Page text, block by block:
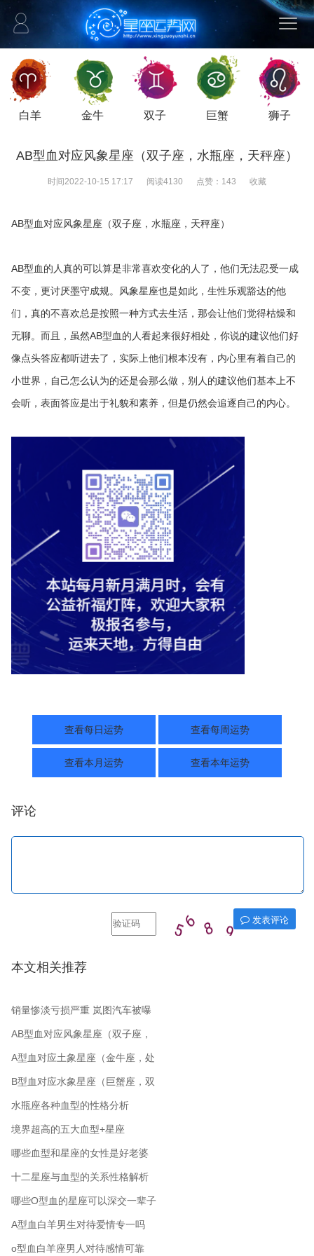
白羊 金牛 双子 巨蟹 狮子
AB型血对应风象星座（双子座，水瓶座，天秤座）
时间2022-10-15 17:17 阅读4130 点赞： 143 收藏
AB型血对应风象星座（双子座，水瓶座，天秤座）
AB型血的人真的可以算是非常喜欢变化的人了，他们无法忍受一成
不变，更讨厌墨守成规。风象星座也是如此，生性乐观豁达的他
们，真的不喜欢总是按照一种方式去生活，那会让他们觉得枯燥和
无聊。而且，虽然AB型血的人看起来很好相处，你说的建议他们好
像点头答应都听进去了，实际上他们根本没有，内心里有着自己的
小世界，自己怎么认为的还是会那么做，别人的建议他们基本上不
会听，表面答应是出于礼貌和素养，但是仍然会追逐自己的内心。
查看每日运势 查看每周运势
查看本月运势 查看本年运势
评论
发表评论
本文相关推荐
销量惨淡亏损严重 岚图汽车被曝
裁员 从公司起名角度分析
AB型血对应风象星座（双子座，
水瓶座，天秤座）
A型血对应土象星座（金牛座，处
女座，摩羯座）
B型血对应水象星座（巨蟹座，双
鱼座，天蝎座）
水瓶座各种血型的性格分析
境界超高的五大血型+星座
哪些血型和星座的女性是好老婆
十二星座与血型的关系性格解析
哪些O型血的星座可以深交一辈子
A型血白羊男生对待爱情专一吗
o型血白羊座男人对待感情可靠